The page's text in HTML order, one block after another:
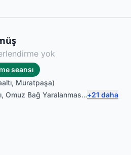
yok
seansı
, Muratpaşa)
, Omuz Bağ Yaralanması ,Sırt Ağrısı
+21 daha